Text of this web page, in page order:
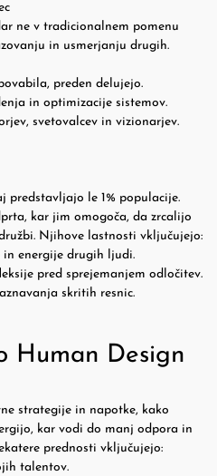
ne v tradicionalnem pomenu
in usmerjanju drugih.
preden delujejo.
in optimizacije sistemov.
svetovalcev in vizionarjev.
predstavljajo le 1% populacije.
kar jim omogoča, da zrcalijo
Njihove lastnosti vključujejo:
energije drugih ljudi.
pred sprejemanjem odločitev.
skritih resnic.
Human Design
strategije in napotke, kako
kar vodi do manj odpora in
prednosti vključujejo:
talentov.